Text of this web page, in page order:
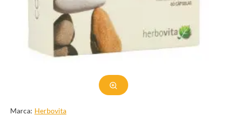
Marca: Herbovita